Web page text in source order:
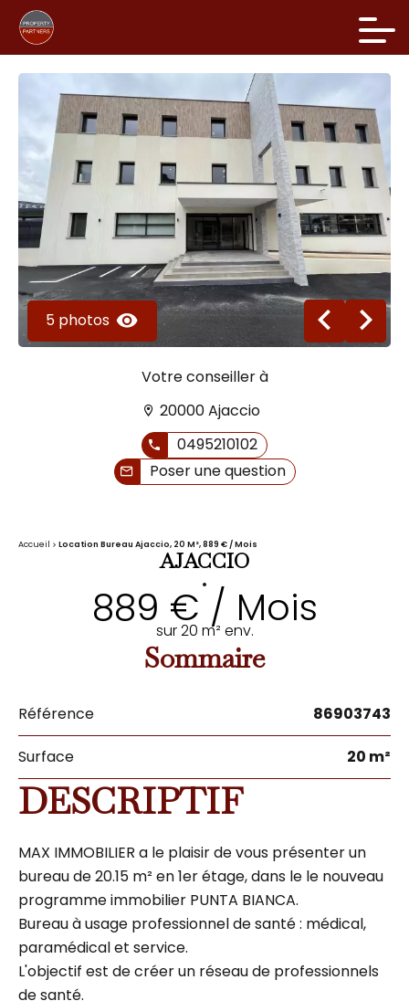
5 photos
Votre conseiller à
20000 Ajaccio
0495210102
Poser une question
Accueil Location Bureau Ajaccio, 20 M², 889 € / Mois
AJACCIO
•
889 € / Mois
sur 20 m² env.
Sommaire
Référence 86903743
Surface 20 m²
DESCRIPTIF
MAX IMMOBILIER a le plaisir de vous présenter un
bureau de 20.15 m² en 1er étage, dans le le nouveau
programme immobilier PUNTA BIANCA.
Bureau à usage professionnel de santé : médical,
paramédical et service.
L'objectif est de créer un réseau de professionnels
de santé.